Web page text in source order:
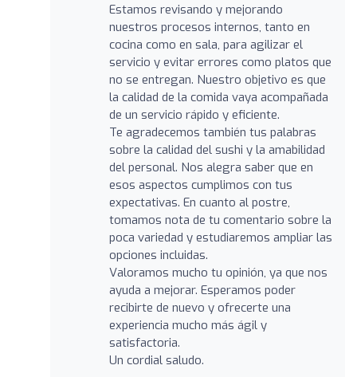
Estamos revisando y mejorando
nuestros procesos internos, tanto en
cocina como en sala, para agilizar el
servicio y evitar errores como platos que
no se entregan. Nuestro objetivo es que
la calidad de la comida vaya acompañada
de un servicio rápido y eficiente.
Te agradecemos también tus palabras
sobre la calidad del sushi y la amabilidad
del personal. Nos alegra saber que en
esos aspectos cumplimos con tus
expectativas. En cuanto al postre,
tomamos nota de tu comentario sobre la
poca variedad y estudiaremos ampliar las
opciones incluidas.
Valoramos mucho tu opinión, ya que nos
ayuda a mejorar. Esperamos poder
recibirte de nuevo y ofrecerte una
experiencia mucho más ágil y
satisfactoria.
Un cordial saludo.